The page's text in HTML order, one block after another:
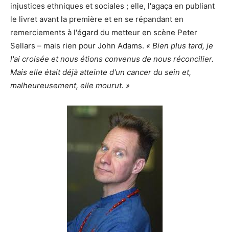
injustices ethniques et sociales ; elle, l'agaça en publiant
le livret avant la première et en se répandant en
remerciements à l'égard du metteur en scène Peter
Sellars – mais rien pour John Adams. « Bien plus tard, je
l'ai croisée et nous étions convenus de nous réconcilier.
Mais elle était déjà atteinte d'un cancer du sein et,
malheureusement, elle mourut. »